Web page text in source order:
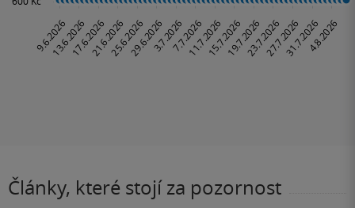
Články, které stojí za pozornost